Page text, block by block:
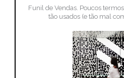
Funil de Vendas. Poucos
tão usados (e tão mal